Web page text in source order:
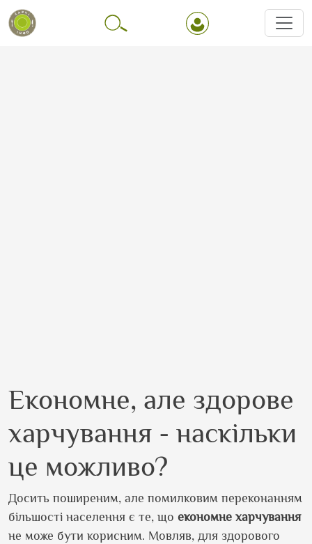
Економне, але здорове
харчування - наскільки
це можливо?
Досить поширеним, але помилковим переконанням
більшості населення є те, що економне харчування
не може бути корисним. Мовляв, для здорового